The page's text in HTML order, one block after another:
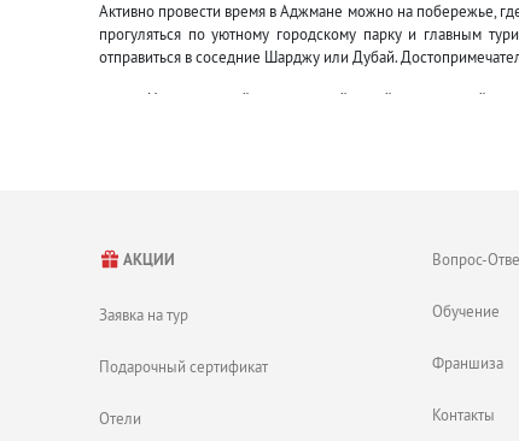
Активно провести время в Аджмане можно на побережье,
прогуляться по уютному городскому парку и главным
отправиться в соседние Шарджу или Дубай.
Национальный исторический музей, занимающий
Сторожевая башня – квадратное сооружение из
АКЦИИ
Заявка на тур
Подарочный сертификат
Отели
Вопрос-
Обучение
Франшиза
Контакты